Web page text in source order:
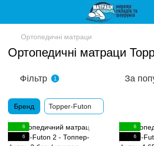
Ортопедичні матраци
Ортопедичні матраци
Фільтр 1 За
Бренд Topper-Futon
6
6
6
6